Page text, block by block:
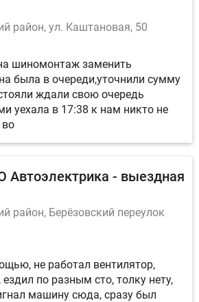
район, ул. Каштановая, 50
шиномонтаж заменить
была в очереди,уточнили сумму
ждали свою очередь
уехала в 17:38 к нам никто не
во
Автоэлектрика - выездная
район, Берёзовский переулок
не работал вентилятор,
по разным сто, толку нету,
машину сюда, сразу был